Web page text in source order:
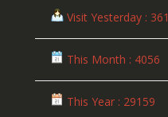
Visit Yesterday : 361
This Month : 4056
This Year : 29159